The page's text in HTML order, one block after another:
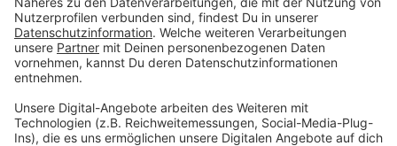
Sein Ratschlag als Mitglied des Wertebeirats ist
außerdem:
Anzeige